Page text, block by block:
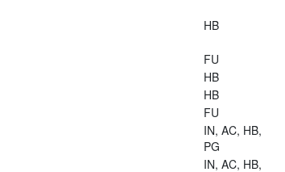
HB
FU
HB
HB
FU
IN, AC, HB,
PG
IN, AC, HB,